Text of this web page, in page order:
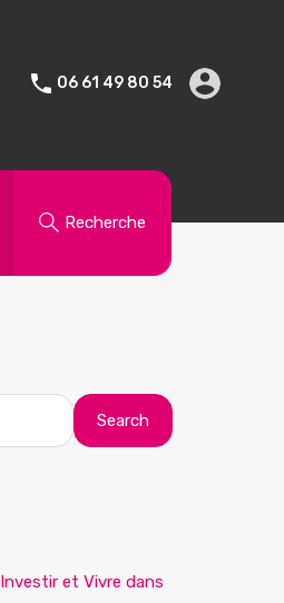
06 61 49 80 54
Recherche
Search
et Vivre dans